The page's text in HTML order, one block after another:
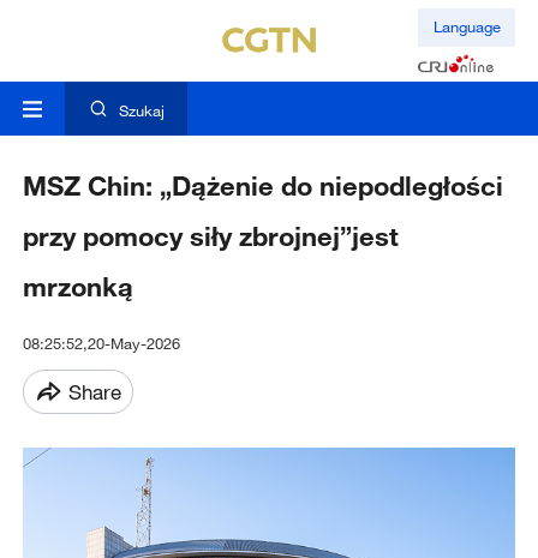
Language
Szukaj
MSZ Chin: „Dążenie do niepodległości
przy pomocy siły zbrojnej”jest
mrzonką
08:25:52,20-May-2026
Share